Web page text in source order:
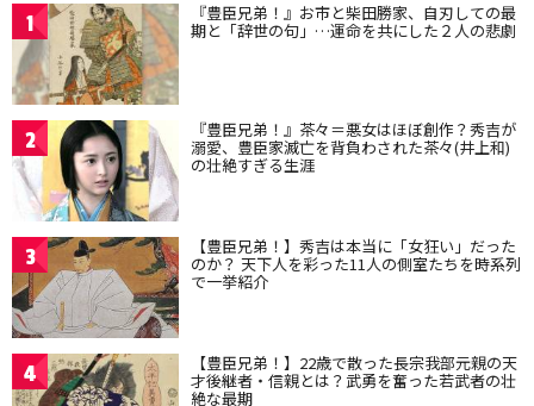
1 『豊臣兄弟！』お市と柴田勝家、自刃しての最
期と「辞世の句」…運命を共にした２人の悲劇
2 『豊臣兄弟！』茶々＝悪女はほぼ創作？秀吉が
溺愛、豊臣家滅亡を背負わされた茶々(井上和)
の壮絶すぎる生涯
3 【豊臣兄弟！】秀吉は本当に「女狂い」だった
のか？ 天下人を彩った11人の側室たちを時系列
で一挙紹介
4 【豊臣兄弟！】22歳で散った長宗我部元親の天
才後継者・信親とは？武勇を奮った若武者の壮
絶な最期